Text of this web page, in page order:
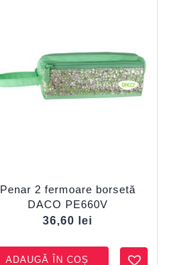
Penar 2 fermoare borsetă
DACO PE660V
36,60
lei
ADAUGĂ ÎN COȘ